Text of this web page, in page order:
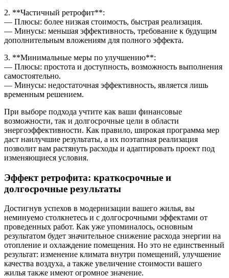
2. **Частичный ретрофит**:
— Плюсы: более низкая стоимость, быстрая реализация.
— Минусы: меньшая эффективность, требование к будущим
дополнительным вложениям для полного эффекта.
3. **Минимальные меры по улучшению**:
— Плюсы: простота и доступность, возможность выполнения
самостоятельно.
— Минусы: недостаточная эффективность, является лишь
временным решением.
При выборе подхода учтите как ваши финансовые
возможности, так и долгосрочные цели в области
энергоэффективности. Как правило, широкая программа мер
даст наилучшие результаты, а их поэтапная реализация
позволит вам растянуть расходы и адаптировать проект под
изменяющиеся условия.
Эффект ретрофита: краткосрочные и
долгосрочные результаты
Достигнув успехов в модернизации вашего жилья, вы
неминуемо столкнетесь и с долгосрочными эффектами от
проведенных работ. Как уже упоминалось, основным
результатом будет значительное снижение расхода энергии на
отопление и охлаждение помещения. Но это не единственный
результат: изменение климата внутри помещений, улучшение
качества воздуха, а также увеличение стоимости вашего
жилья также имеют огромное значение.